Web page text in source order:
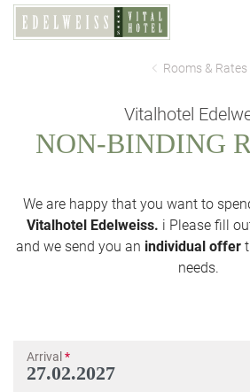
Rooms & Rates
Vitalhotel
NON-BINDING
We are happy that you want to
Vitalhotel Edelweiss. i Please fill
and we send you an individual offer
needs.
Arrival *